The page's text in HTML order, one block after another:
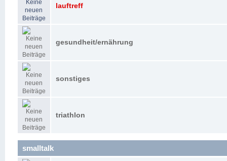
lauftreff
gesundheit/ernährung
sonstiges
triathlon
smalltalk